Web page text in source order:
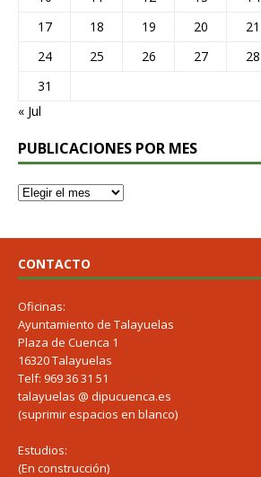
17
18 19 20 21
24
25 26 27 28
31
« Jul
PUBLICACIONES POR MES
CONTACTO
Oficinas:
Ayuntamiento de Talayuelas
Plaza de Cuenca 1
16320 Talayuelas
Telf: 969 36 31 51
talayuelas @ dipucuenca.es
(suprimir espacios en blanco)
Estudios:
(En construcción)